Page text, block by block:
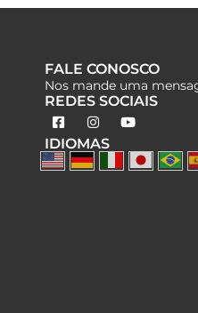
FALE CONOSCO
Nos mande uma
REDES SOCIAIS
IDIOMAS